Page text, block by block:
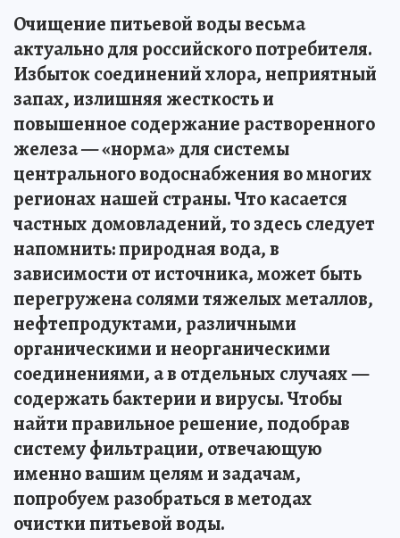
Очищение питьевой воды весьма
актуально для российского потребителя.
Избыток соединений хлора, неприятный
запах, излишняя жесткость и
повышенное содержание растворенного
железа — «норма» для системы
центрального водоснабжения во многих
регионах нашей страны. Что касается
частных домовладений, то здесь следует
напомнить: природная вода, в
зависимости от источника, может быть
перегружена солями тяжелых металлов,
нефтепродуктами, различными
органическими и неорганическими
соединениями, а в отдельных случаях —
содержать бактерии и вирусы. Чтобы
найти правильное решение, подобрав
систему фильтрации, отвечающую
именно вашим целям и задачам,
попробуем разобраться в методах
очистки питьевой воды.